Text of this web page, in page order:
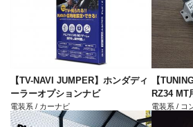
【TV-NAVI JUMPER】ホンダディ
ーラーオプションナビ
電装系 / カーナビ
【
RZ34 MT
電装系 / コ